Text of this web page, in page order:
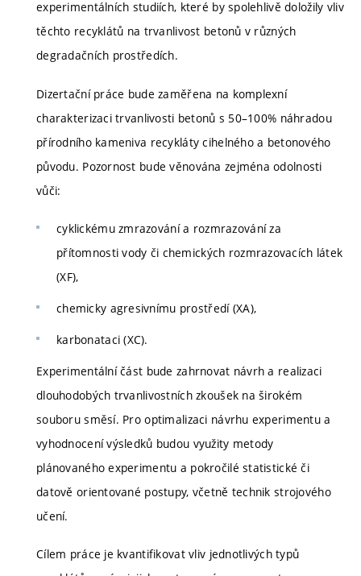
experimentálních studiích, které by spolehlivě doložily vliv
těchto recyklátů na trvanlivost betonů v různých
degradačních prostředích.
Dizertační práce bude zaměřena na komplexní
charakterizaci trvanlivosti betonů s 50–100% náhradou
přírodního kameniva recykláty cihelného a betonového
původu. Pozornost bude věnována zejména odolnosti
vůči:
cyklickému zmrazování a rozmrazování za
přítomnosti vody či chemických rozmrazovacích látek
(XF),
chemicky agresivnímu prostředí (XA),
karbonataci (XC).
Experimentální část bude zahrnovat návrh a realizaci
dlouhodobých trvanlivostních zkoušek na širokém
souboru směsí. Pro optimalizaci návrhu experimentu a
vyhodnocení výsledků budou využity metody
plánovaného experimentu a pokročilé statistické či
datově orientované postupy, včetně technik strojového
učení.
Cílem práce je kvantifikovat vliv jednotlivých typů